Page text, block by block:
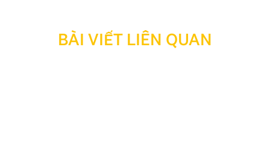
BÀI VIẾT LIÊN QUAN